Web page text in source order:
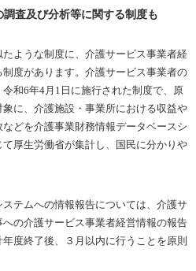
査及び分析等に関する制度も
ような制度に、介護サービス事業者経
度があります。介護サービス事業者の
和6年4月1日に施行された制度で、原
に、介護施設・事業所における収益や
どを介護事業財務情報データベースシ
厚生労働省が集計し、国民に分かりや
テムへの情報報告については、介護サ
の介護サービス事業者経営情報の報告
度終了後、３月以内に行うことを原則